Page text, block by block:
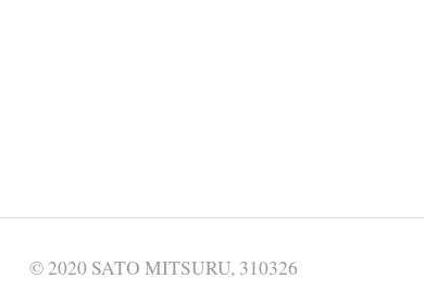
© 2020 SATO MITSURU, 310326